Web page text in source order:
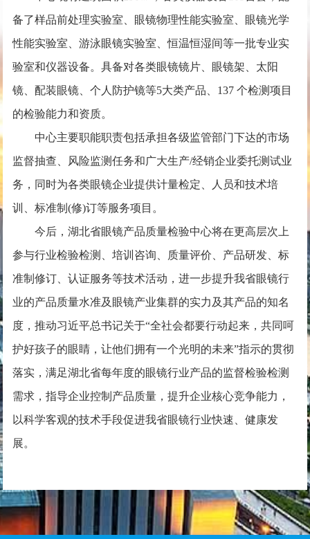
备了样品前处理实验室、眼镜物理性能实验室、眼镜光学
性能实验室、游泳眼镜实验室、恒温恒湿间等一批专业实
验室和仪器设备。具备对各类眼镜镜片、眼镜架、太阳
镜、配装眼镜、个人防护镜等5大类产品、137 个检测项目
的检验能力和资质。
中心主要职能职责包括承担各级监管部门下达的市场
监督抽查、风险监测任务和广大生产/经销企业委托测试业
务，同时为各类眼镜企业提供计量检定、人员和技术培
训、标准制(修)订等服务项目。
今后，湖北省眼镜产品质量检验中心将在更高层次上
参与行业检验检测、培训咨询、质量评价、产品研发、标
准制修订、认证服务等技术活动，进一步提升我省眼镜行
业的产品质量水准及眼镜产业集群的实力及其产品的知名
度，推动习近平总书记关于“全社会都要行动起来，共同呵
护好孩子的眼睛，让他们拥有一个光明的未来”指示的贯彻
落实，满足湖北省每年度的眼镜行业产品的监督检验检测
需求，指导企业控制产品质量，提升企业核心竞争能力，
以科学客观的技术手段促进我省眼镜行业快速、健康发
展。